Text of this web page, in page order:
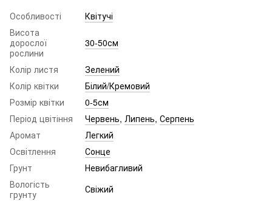
Особливості
Квітучі
Висота
дорослої
рослини
30-50см
Колір листя
Зелений
Колір квітки
Білий/Кремовий
Розмір квітки
0-5см
Період цвітіння
Червень, Липень, Серпень
Аромат
Легкий
Освітлення
Сонце
Грунт
Невибагливий
Вологість
грунту
Свіжий